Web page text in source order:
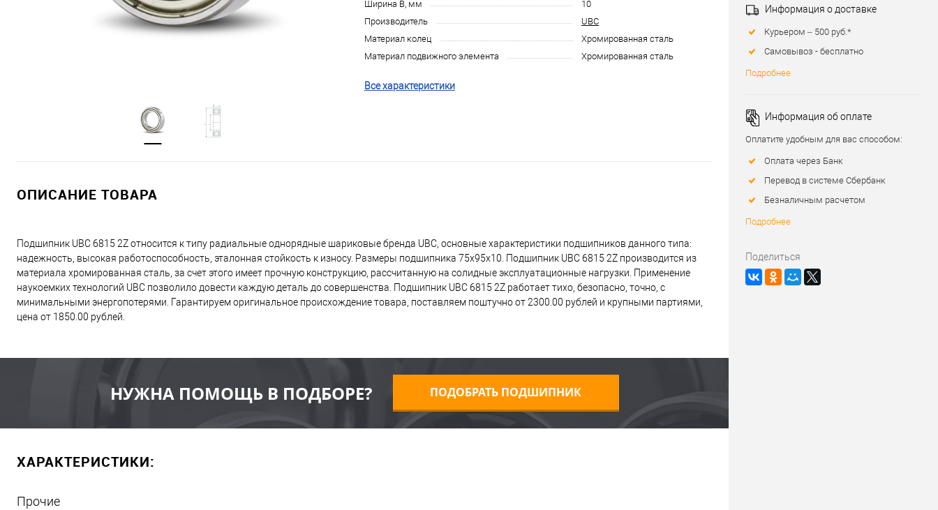
Ширина B, мм
10
Производитель
UBC
Материал колец
Хромированная сталь
Материал подвижного элемента
Хромированная сталь
Все характеристики
ОПИСАНИЕ ТОВАРА
Подшипник UBC 6815 2Z относится к типу радиальные однорядные шариковые бренда UBC, основные характеристики подшипников данного типа:
надежность, высокая работоспособность, эталонная стойкость к износу. Размеры подшипника 75x95x10. Подшипник UBC 6815 2Z производится из
материала хромированная сталь, за счет этого имеет прочную конструкцию, рассчитанную на солидные эксплуатационные нагрузки. Применение
наукоемких технологий UBC позволило довести каждую деталь до совершенства. Подшипник UBC 6815 2Z работает тихо, безопасно, точно, с
минимальными энергопотерями. Гарантируем оригинальное происхождение товара, поставляем поштучно от 2300.00 рублей и крупными партиями,
цена от 1850.00 рублей.
НУЖНА ПОМОЩЬ В ПОДБОРЕ? ПОДОБРАТЬ ПОДШИПНИК
ХАРАКТЕРИСТИКИ:
Прочие
Информация о доставке
Курьером – 500 руб.*
Самовывоз - бесплатно
Подробнее
Информация об оплате
Оплатите удобным для вас способом:
Оплата через Банк
Перевод в системе Сбербанк
Безналичным расчетом
Подробнее
Поделиться